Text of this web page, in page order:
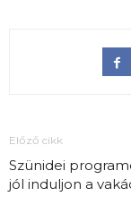
Előző cikk
Szünidei
jól induljon a